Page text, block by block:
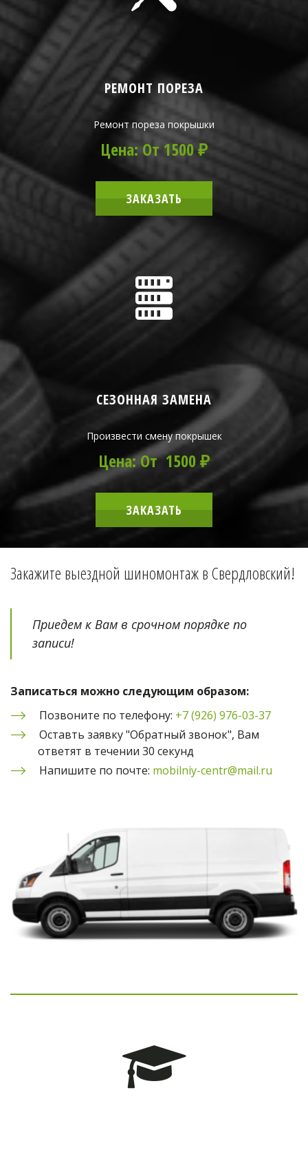
РЕМОНТ ПОРЕЗА
Ремонт пореза покрышки
Цена: От 1500 ₽
ЗАКАЗАТЬ
СЕЗОННАЯ ЗАМЕНА
Произвести смену покрышек
Цена: От 1500 ₽
ЗАКАЗАТЬ
Закажите выездной шиномонтаж в Свердловский!
Приедем к Вам в срочном порядке по
записи!
Записаться можно следующим образом:
Позвоните по телефону: +7 (926) 976-03-37
Оставть заявку "Обратный звонок", Вам
ответят в течении 30 секунд
Напишите по почте: mobilniy-centr@mail.ru